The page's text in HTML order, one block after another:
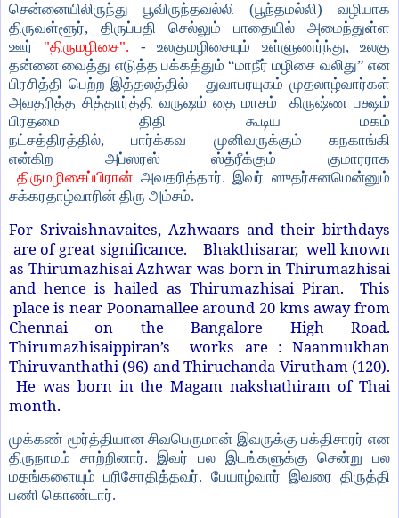
சென்னையிலிருந்து பூவிருந்தவல்லி (பூந்தமல்லி) வழியாக
திருவள்ளூர், திருப்பதி செல்லும் பாதையில் அமைந்துள்ள
ஊர் "திருமழிசை". - உலகுமழிசையும் உள்ளுணர்ந்து,உலகு
தன்னை வைத்து எடுத்த பக்கத்தும் “மாநீர் மழிசை வலிது” என
பிரசித்தி பெற்ற இத்தலத்தில்
துவாபரயுகம் முதலாழ்வார்கள்
அவதரித்த சித்தார்த்தி வருஷம் தை மாசம்
கிருஷ்ண பக்ஷம்
பிரதமை திதி
கூடிய மகம்
நட்சத்திரத்தில்,பார்க்கவ
முனிவருக்கும் கநகாங்கி
என்கிற
அப்ஸரஸ் ஸ்த்ரீக்கும் குமாரராக
திருமழிசைப்பிரான் அவதரித்தார். இவர் ஸுதர்சனமென்னும்
சக்கரதாழ்வாரின் திரு அம்சம்.
For Srivaishnavaites, Azhwaars and their birthdays
are of great significance. Bhakthisarar, well known
as Thirumazhisai Azhwar was born in Thirumazhisai
and hence is hailed as Thirumazhisai Piran. This
place is near Poonamallee around 20 kms away from
Chennai on the Bangalore High Road.
Thirumazhisaippiran’s works are : Naanmukhan
Thiruvanthathi (96) and Thiruchanda Virutham (120).
He was born in the Magam nakshathiram of Thai
month.
முக்கண் மூர்த்தியான சிவபெருமான் இவருக்கு பக்திசாரர் என
திருநாமம் சாற்றினார். இவர் பல இடங்களுக்கு சென்று பல
மதங்களையும் பரிசோதித்தவர். பேயாழ்வார் இவரை திருத்தி
பணி கொண்டார்.